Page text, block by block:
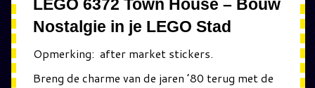
LEGO 6372 Town House – Bouw
Nostalgie in je LEGO Stad
Opmerking: after market stickers.
Breng de charme van de jaren ’80 terug met de